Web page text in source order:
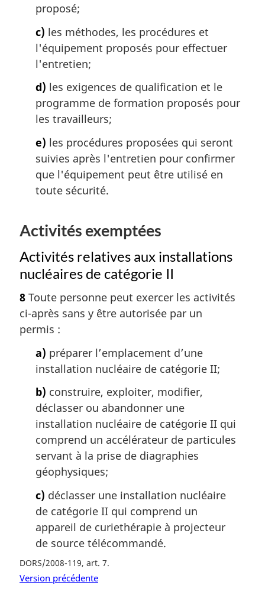
proposé;
c) les méthodes, les procédures et
l'équipement proposés pour effectuer
l'entretien;
d) les exigences de qualification et le
programme de formation proposés pour
les travailleurs;
e) les procédures proposées qui seront
suivies après l'entretien pour confirmer
que l'équipement peut être utilisé en
toute sécurité.
Activités exemptées
Activités relatives aux installations
nucléaires de catégorie II
8 Toute personne peut exercer les activités
ci-après sans y être autorisée par un
permis :
a) préparer l’emplacement d’une
installation nucléaire de catégorie II;
b) construire, exploiter, modifier,
déclasser ou abandonner une
installation nucléaire de catégorie II qui
comprend un accélérateur de particules
servant à la prise de diagraphies
géophysiques;
c) déclasser une installation nucléaire
de catégorie II qui comprend un
appareil de curiethérapie à projecteur
de source télécommandé.
DORS/2008-119, art. 7
Version précédente